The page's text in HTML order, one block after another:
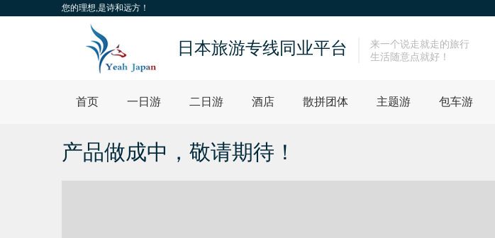
您的理想,是诗和远方！
日本旅游专线同业平台
来一个说走就走的旅行
生活随意点就好！
首页 一日游 二日游 酒店 散拼团体 主题游 包车游
产品做成中，敬请期待！